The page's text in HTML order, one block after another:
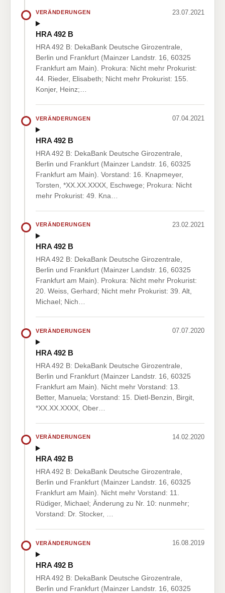
VERÄNDERUNGEN 23.07.2021
HRA 492 B
HRA 492 B: DekaBank Deutsche Girozentrale,
Berlin und Frankfurt (Mainzer Landstr. 16, 60325
Frankfurt am Main). Prokura: Nicht mehr Prokurist:
44. Rieder, Elisabeth; Nicht mehr Prokurist: 155.
Konjer, Heinz;…
VERÄNDERUNGEN 07.04.2021
HRA 492 B
HRA 492 B: DekaBank Deutsche Girozentrale,
Berlin und Frankfurt (Mainzer Landstr. 16, 60325
Frankfurt am Main). Vorstand: 16. Knapmeyer,
Torsten, *XX.XX.XXXX, Eschwege; Prokura: Nicht
mehr Prokurist: 49. Kna…
VERÄNDERUNGEN 23.02.2021
HRA 492 B
HRA 492 B: DekaBank Deutsche Girozentrale,
Berlin und Frankfurt (Mainzer Landstr. 16, 60325
Frankfurt am Main). Prokura: Nicht mehr Prokurist:
20. Weiss, Gerhard; Nicht mehr Prokurist: 39. Alt,
Michael; Nich…
VERÄNDERUNGEN 07.07.2020
HRA 492 B
HRA 492 B: DekaBank Deutsche Girozentrale,
Berlin und Frankfurt (Mainzer Landstr. 16, 60325
Frankfurt am Main). Nicht mehr Vorstand: 13.
Better, Manuela; Vorstand: 15. Dietl-Benzin, Birgit,
*XX.XX.XXXX, Ober…
VERÄNDERUNGEN 14.02.2020
HRA 492 B
HRA 492 B: DekaBank Deutsche Girozentrale,
Berlin und Frankfurt (Mainzer Landstr. 16, 60325
Frankfurt am Main). Nicht mehr Vorstand: 11.
Rüdiger, Michael; Änderung zu Nr. 10: nunmehr;
Vorstand: Dr. Stocker, …
VERÄNDERUNGEN 16.08.2019
HRA 492 B
HRA 492 B: DekaBank Deutsche Girozentrale,
Berlin und Frankfurt (Mainzer Landstr. 16, 60325